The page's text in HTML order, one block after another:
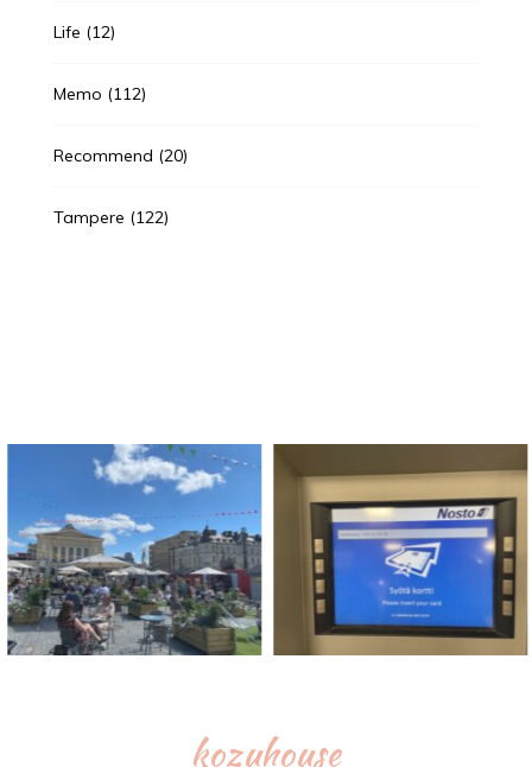
Life (12)
Memo (112)
Recommend (20)
Tampere (122)
kozuhouse